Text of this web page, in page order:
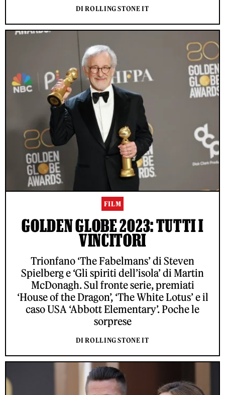
DI ROLLING STONE IT
FILM
GOLDEN GLOBE 2023: TUTTI I
VINCITORI
Trionfano ‘The Fabelmans’ di Steven
Spielberg e ‘Gli spiriti dell’isola’ di Martin
McDonagh. Sul fronte serie, premiati
‘House of the Dragon’, ‘The White Lotus’ e il
caso USA ‘Abbott Elementary’. Poche le
sorprese
DI ROLLING STONE IT